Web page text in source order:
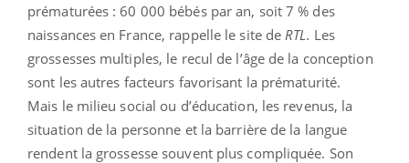
prématurées : 60 000 bébés par an, soit 7 % des
naissances en France, rappelle le site de RTL. Les
grossesses multiples, le recul de l’âge de la conception
sont les autres facteurs favorisant la prématurité.
Mais le milieu social ou d’éducation, les revenus, la
situation de la personne et la barrière de la langue
rendent la grossesse souvent plus compliquée. Son